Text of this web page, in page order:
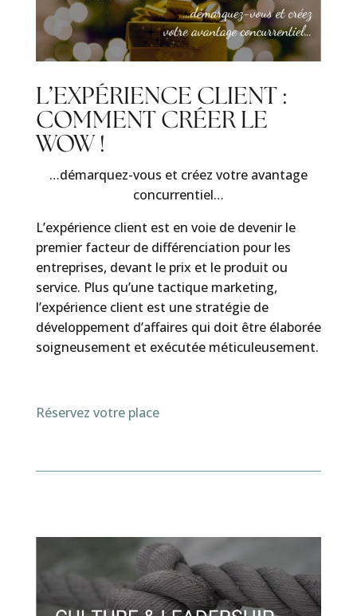
L’EXPÉRIENCE CLIENT :
COMMENT CRÉER LE
WOW !
…démarquez-vous et créez votre avantage
concurrentiel…
L’expérience client est en voie de devenir le
premier facteur de différenciation pour les
entreprises, devant le prix et le produit ou
service. Plus qu’une tactique marketing,
l’expérience client est une stratégie de
développement d’affaires qui doit être élaborée
soigneusement et exécutée méticuleusement.
Réservez votre place